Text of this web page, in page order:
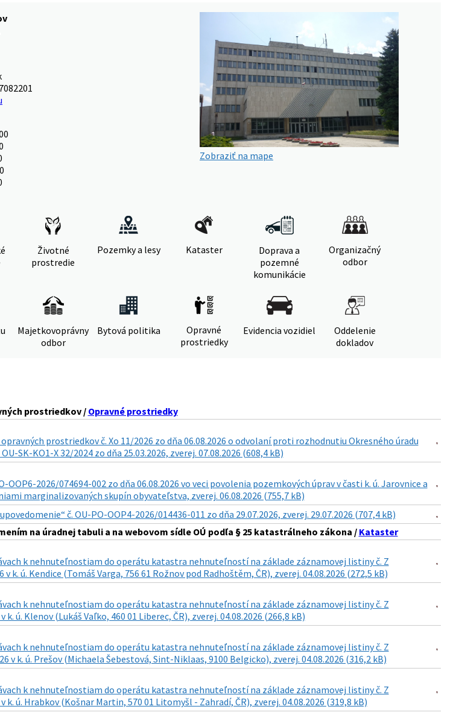
Zobraziť na mape
Životné
prostredie
Pozemky a lesy Kataster
Doprava a
pozemné
komunikácie
Organizačný
odbor
Majetkovoprávny
odbor
Bytová politika
Opravné
prostriedky
Evidencia vozidiel
Oddelenie
dokladov
prostriedkov / Opravné prostriedky
prostriedkov č. Xo 11/2026 zo dňa 06.08.2026 o odvolaní proti rozhodnutiu Okresného úradu
SK-KO1-X 32/2024 zo dňa 25.03.2026, zverej. 07.08.2026 (608,4 kB)
OOP6-2026/074694-002 zo dňa 06.08.2026 vo veci povolenia pozemkových úprav v časti k. ú. Jarovnice a
marginalizovaných skupín obyvateľstva, zverej. 06.08.2026 (755,7 kB)
č. OU-PO-OOP4-2026/014436-011 zo dňa 29.07.2026, zverej. 29.07.2026 (707,4 kB)
na úradnej tabuli a na webovom sídle OÚ podľa § 25 katastrálneho zákona / Kataster
k nehnuteľnostiam do operátu katastra nehnuteľností na základe záznamovej listiny č. Z
v k. ú. Kendice (Tomáš Varga, 756 61 Rožnov pod Radhoštěm, ČR), zverej. 04.08.2026 (272,5 kB)
k nehnuteľnostiam do operátu katastra nehnuteľností na základe záznamovej listiny č. Z
k. ú. Klenov (Lukáš Vaľko, 460 01 Liberec, ČR), zverej. 04.08.2026 (266,8 kB)
k nehnuteľnostiam do operátu katastra nehnuteľností na základe záznamovej listiny č. Z
v k. ú. Prešov (Michaela Šebestová, Sint-Niklaas, 9100 Belgicko), zverej. 04.08.2026 (316,2 kB)
k nehnuteľnostiam do operátu katastra nehnuteľností na základe záznamovej listiny č. Z
k. ú. Hrabkov (Košnar Martin, 570 01 Litomyšl - Zahradí, ČR), zverej. 04.08.2026 (319,8 kB)